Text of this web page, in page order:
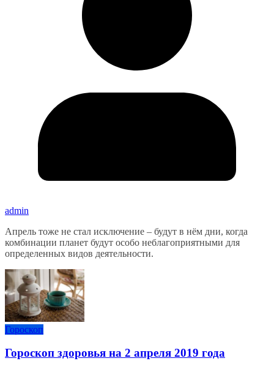
admin
Апрель тоже не стал исключение – будут в нём дни, когда
комбинации планет будут особо неблагоприятными для
определенных видов деятельности.
Гороскоп
Гороскоп здоровья на 2 апреля 2019 года